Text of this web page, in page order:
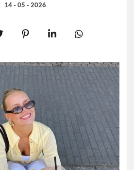
14 - 05 - 2026